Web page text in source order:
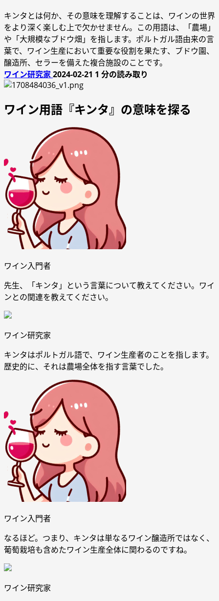
キンタとは何か、その意味を理解することは、ワインの世界
をより深く楽しむ上で欠かせません。この用語は、「農場」
や「大規模なブドウ畑」を指します。ポルトガル語由来の言
葉で、ワイン生産において重要な役割を果たす、ブドウ園、
醸造所、セラーを備えた複合施設のことです。
ワイン研究家2024-02-21 1 分の読み取り
ワイン用語『キンタ』の意味を探る
ワイン入門者
先生、「キンタ」という言葉について教えてください。ワイ
ンとの関連を教えてください。
ワイン研究家
キンタはポルトガル語で、ワイン生産者のことを指します。
歴史的に、それは農場全体を指す言葉でした。
ワイン入門者
なるほど。つまり、キンタは単なるワイン醸造所ではなく、
葡萄栽培も含めたワイン生産全体に関わるのですね。
ワイン研究家